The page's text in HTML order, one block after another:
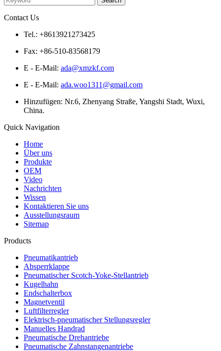
Contact Us
Tel.: +8613921273425
Fax: +86-510-83568179
E - E-Mail: ada@xmzkf.com
E - E-Mail: ada.woo1311@gmail.com
Hinzufügen: Nr.6, Zhenyang Straße, Yangshi Stadt, Wuxi,
China.
Quick Navigation
Home
Über uns
Produkte
OEM
Video
Nachrichten
Wissen
Kontaktieren Sie uns
Ausstellungsraum
Sitemap
Products
Pneumatikantrieb
Absperrklappe
Pneumatischer Scotch-Yoke-Stellantrieb
Kugelhahn
Endschalterbox
Magnetventil
Luftfilterregler
Elektrisch-pneumatischer Stellungsregler
Manuelles Handrad
Pneumatische Drehantriebe
Pneumatische Zahnstangenantriebe